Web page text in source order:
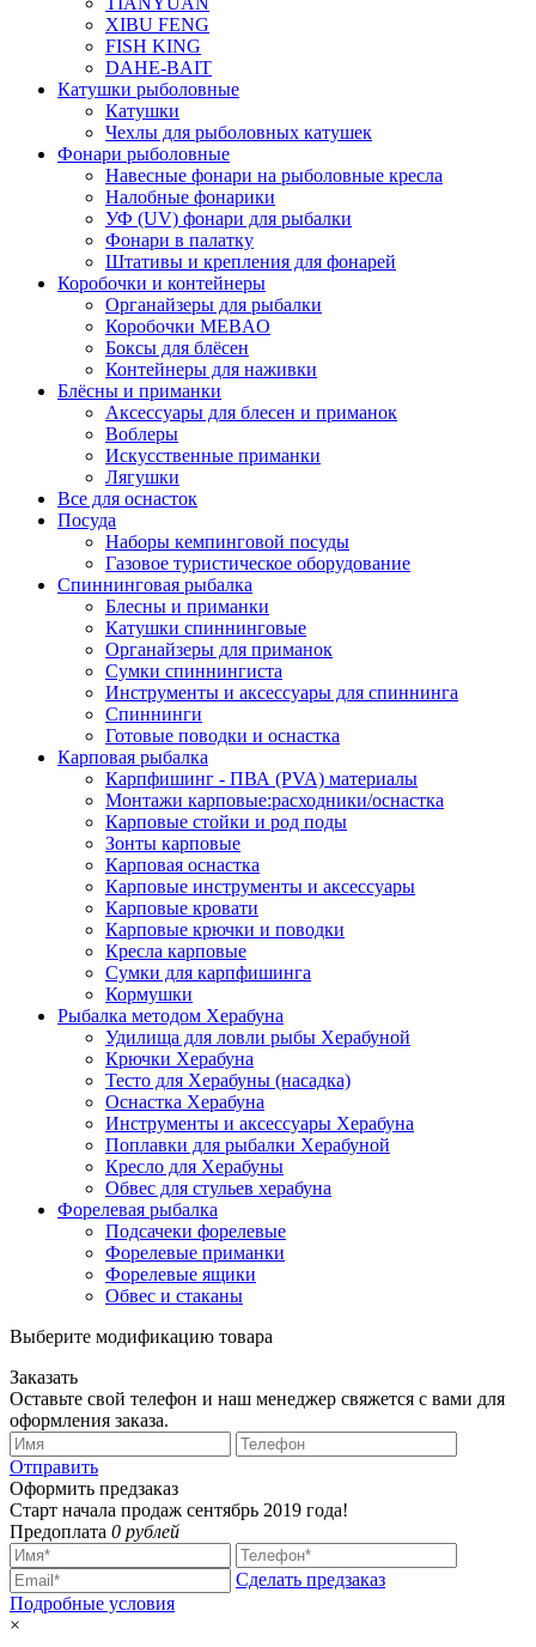
XIBU FENG
FISH KING
DAHE-BAIT
Катушки рыболовные
Катушки
Чехлы для рыболовных катушек
Фонари рыболовные
Навесные фонари на рыболовные кресла
Налобные фонарики
УФ (UV) фонари для рыбалки
Фонари в палатку
Штативы и крепления для фонарей
Коробочки и контейнеры
Органайзеры для рыбалки
Коробочки MEBAO
Боксы для блёсен
Контейнеры для наживки
Блёсны и приманки
Аксессуары для блесен и приманок
Воблеры
Искусственные приманки
Лягушки
Все для оснасток
Посуда
Наборы кемпинговой посуды
Газовое туристическое оборудование
Спиннинговая рыбалка
Блесны и приманки
Катушки спиннинговые
Органайзеры для приманок
Сумки спиннингиста
Инструменты и аксессуары для спиннинга
Спиннинги
Готовые поводки и оснастка
Карповая рыбалка
Карпфишинг - ПВА (PVA) материалы
Монтажи карповые:расходники/оснастка
Карповые стойки и род поды
Зонты карповые
Карповая оснастка
Карповые инструменты и аксессуары
Карповые кровати
Карповые крючки и поводки
Кресла карповые
Сумки для карпфишинга
Кормушки
Рыбалка методом Херабуна
Удилища для ловли рыбы Херабуной
Крючки Херабуна
Тесто для Херабуны (насадка)
Оснастка Херабуна
Инструменты и аксессуары Херабуна
Поплавки для рыбалки Херабуной
Кресло для Херабуны
Обвес для стульев херабуна
Форелевая рыбалка
Подсачеки форелевые
Форелевые приманки
Форелевые ящики
Обвес и стаканы
Выберите модификацию товара
Заказать
Оставьте свой телефон и наш менеджер свяжется с вами для
оформления заказа.
Отправить
Оформить предзаказ
Старт начала продаж сентябрь 2019 года!
Предоплата 0 рублей
Сделать предзаказ
Подробные условия
×